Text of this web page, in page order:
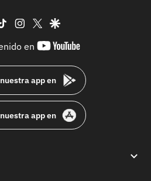
tiktok instagram
twittergoogle
en
youtube-
app en
app en